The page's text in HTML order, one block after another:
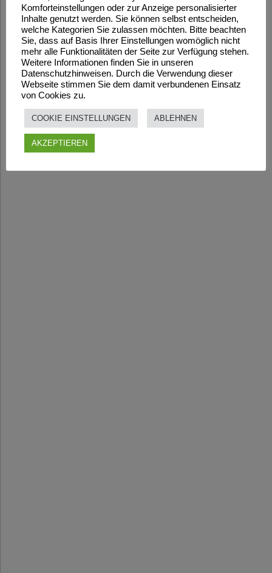
Komforteinstellungen oder zur Anzeige personalisierter
Inhalte genutzt werden. Sie können selbst entscheiden,
welche Kategorien Sie zulassen möchten. Bitte beachten
Sie, dass auf Basis Ihrer Einstellungen womöglich nicht
mehr alle Funktionalitäten der Seite zur Verfügung stehen.
Weitere Informationen finden Sie in unseren
Datenschutzhinweisen. Durch die Verwendung dieser
Webseite stimmen Sie dem damit verbundenen Einsatz
von Cookies zu.
COOKIE EINSTELLUNGEN ABLEHNEN
AKZEPTIEREN